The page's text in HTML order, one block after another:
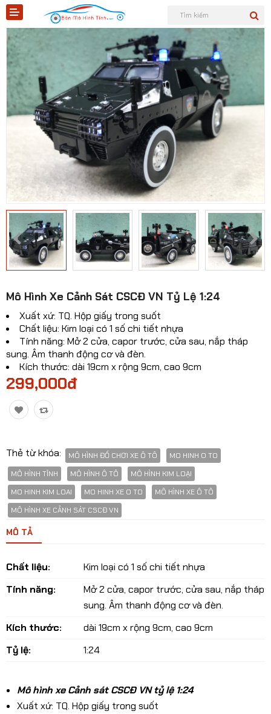
Shopee
Sản phẩm
Tin tức
Liên hệ
Mô hình quân sự
Mô hình Xe cổ
Tỷ lệ mô hình
Mô hình lắp ráp
Máy bay dân sự
Mô hình xe mô tô - xe máy
Xem thêm danh mục
Mô Hình Xe Cảnh Sát CSCĐ VN Tỷ Lệ 1:24
Xuất xứ: TQ. Hộp giấy trong suốt
Chất liệu: Kim loại có 1 số chi tiết nhựa
Tính năng: Mở 2 cửa, capor trước, cửa sau, nắp tháp
sung. Âm thanh động cơ và đèn.
Kích thước: dài 19cm x rộng 9cm, cao 9cm
299,000đ
Thẻ từ khóa: MÔ HÌNH ĐỒ CHƠI XE Ô TÔ
MO HINH O TO
MÔ HÌNH TĨNH
MÔ HÌNH Ô TÔ
MÔ HÌNH KIM LOẠI
MO HINH KIM LOAI
MO HINH XE O TO
MÔ HÌNH XE Ô TÔ
MÔ HÌNH XE CẢNH SÁT CSCĐ VN
MÔ TẢ
Chất liệu:
Kim loại có 1 số chi tiết nhựa
Tính năng:
Mở 2 cửa, capor trước, cửa sau, nắp tháp
sung. Âm thanh động cơ và đèn.
Kích thước:
dài 19cm x rộng 9cm, cao 9cm
Tỷ lệ:
1:24
Mô hình xe Cảnh sát CSCĐ VN tỷ lệ 1:24
Xuất xứ: TQ. Hộp giấy trong suốt